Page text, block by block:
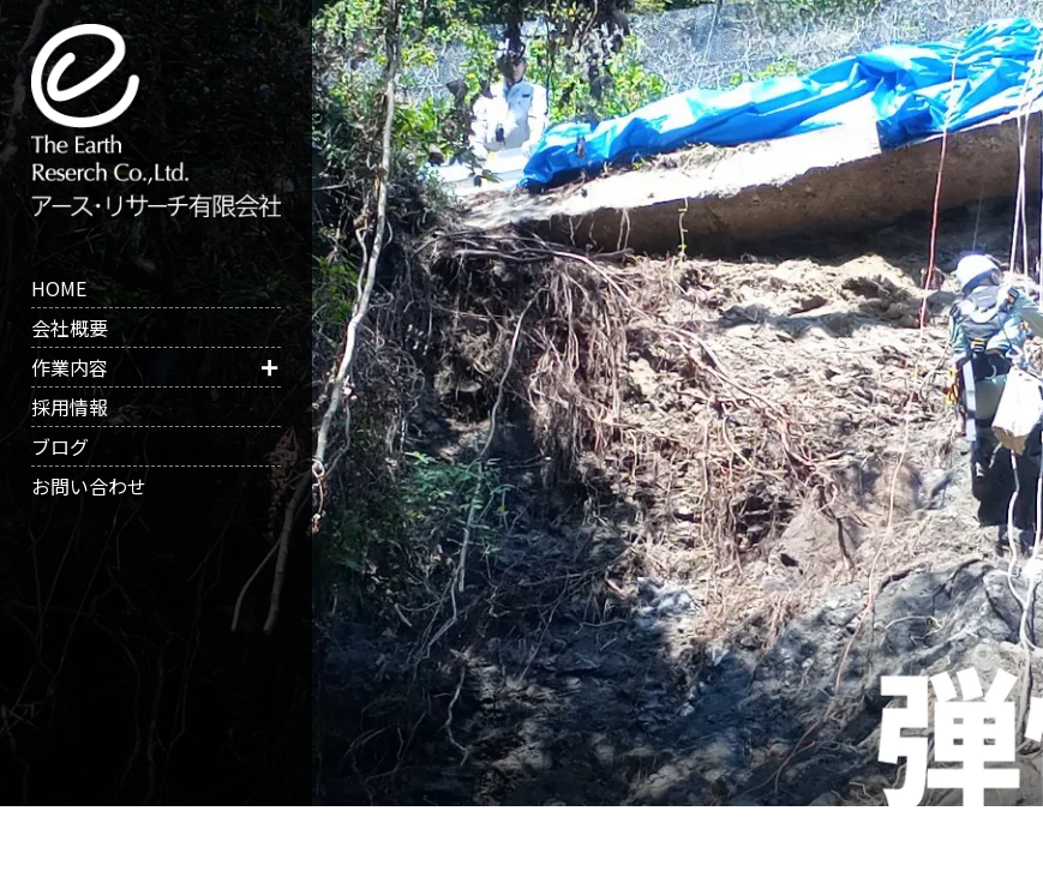
HOME
会社概要
作業内容
採用情報
ブログ
お問い合わせ